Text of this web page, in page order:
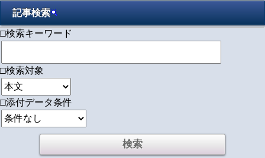
記事検索
□検索キーワード
□検索対象
□添付データ条件